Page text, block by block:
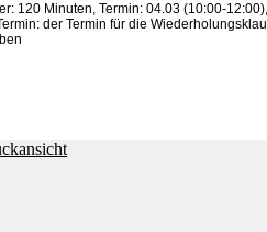
120 Minuten, Termin: 04.03 (10:00-12:00),
der Termin für die